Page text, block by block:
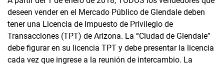
deseen vender en el Mercado Público de Glendale deben
tener una Licencia de Impuesto de Privilegio de
Transacciones (TPT) de Arizona. La “Ciudad de Glendale”
debe figurar en su licencia TPT y debe presentar la licencia
cada vez que ingrese a la reunión de intercambio. La